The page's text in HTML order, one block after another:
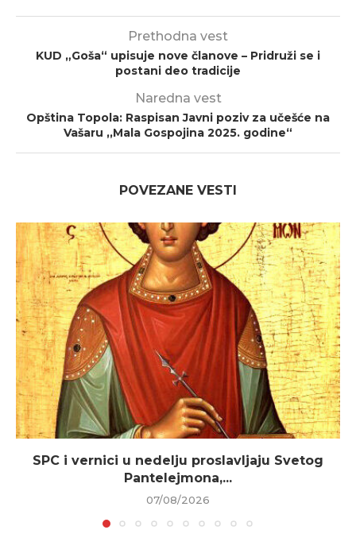
Prethodna vest
KUD „Goša“ upisuje nove članove – Pridruži se i
postani deo tradicije
Naredna vest
Opština Topola: Raspisan Javni poziv za učešće na
Vašaru ,,Mala Gospojina 2025. godine“
POVEZANE VESTI
SPC i vernici u nedelju proslavljaju Svetog
Pantelejmona,...
07/08/2026